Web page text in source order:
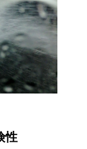
性